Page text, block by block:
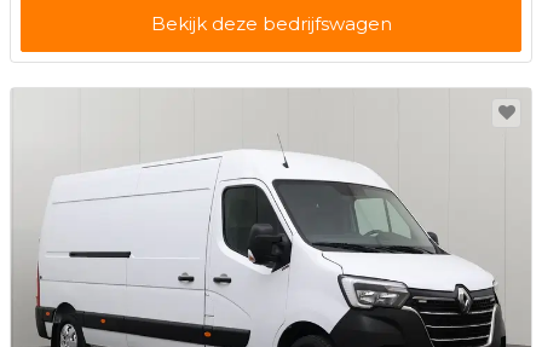
Bekijk deze bedrijfswagen